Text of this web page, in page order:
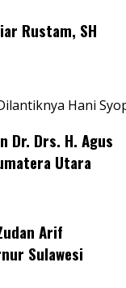
Rustam, SH
Hani
Dr. Drs. H. Agus
Utara
Arif
Sulawesi